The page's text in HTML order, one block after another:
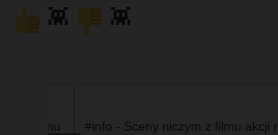
👾 👾
#info - Sceny niczym z filmu akcji